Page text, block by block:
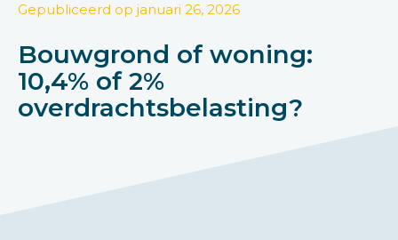
Gepubliceerd op januari 26, 2026
Bouwgrond of woning:
10,4% of 2%
overdrachtsbelasting?